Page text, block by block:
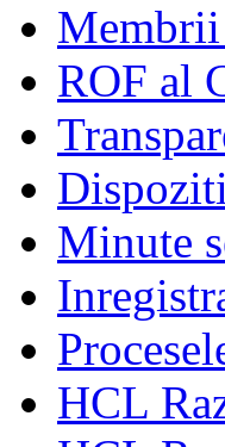
ROF al
Minute
HCL